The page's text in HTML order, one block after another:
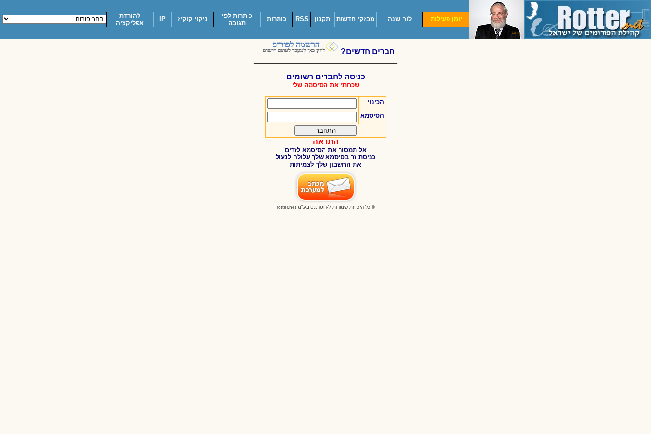
יומן פעילות לוח שנה מבזקי חדשות תקנון RSS כותרות
כותרות לפי
תגובה
ניקוי קוקיז IP
להורדת
אפליקציה
חברים חדשים?
כניסה לחברים רשומים
שכחתי את הסיסמה שלי
הכינוי
הסיסמא
התראה
אל תמסור את הסיסמא לזרים
כניסת זר בסיסמא שלך עלולה לנעול
את החשבון שלך לצמיתות
© כל הזכויות שמורות ל-רוטר.נט בע"מrotter.net